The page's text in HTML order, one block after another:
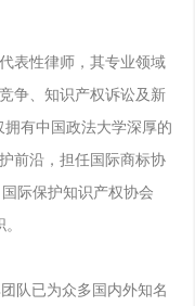
表性律师，其专业领域
争、知识产权诉讼及新
有中国政法大学深厚的
前沿，担任国际商标协
际保护知识产权协会
队已为众多国内外知名